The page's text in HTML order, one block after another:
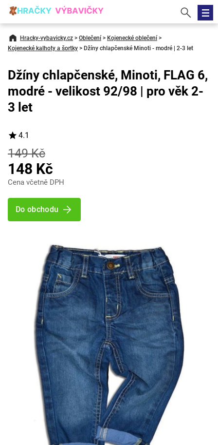
Hracky-vybavicky.cz > Oblečení > Kojenecké oblečení >
Kojenecké kalhoty a šortky > Džíny chlapčenské Minoti - modré | 2-3 let
Džíny chlapčenské, Minoti, FLAG 6,
modré - velikost 92/98 | pro věk 2-
3 let
4.1
149 Kč
148 Kč
Cena včetně DPH
Do obchodu